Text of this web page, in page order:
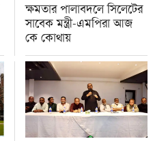
ক্ষমতার পালাবদলে সিলেটের
সাবেক মন্ত্রী-এমপিরা আজ
কে কোথায়